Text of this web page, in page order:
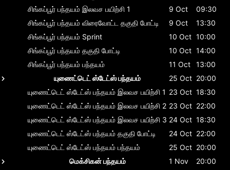
சிங்கப்பூர் பந்தயம் இலவச பயிற்சி 1 9 Oct
09:30
சிங்கப்பூர் பந்தயம் விரைவோட்ட தகுதி போட்டி 9 Oct
13:30
சிங்கப்பூர் பந்தயம் Sprint 10 Oct 10:00
சிங்கப்பூர் பந்தயம் தகுதி போட்டி 10 Oct 14:00
சிங்கப்பூர் பந்தயம் பந்தயம் 11 Oct
13:00
யுணைட்டெட் ஸ்டேட்ஸ் பந்தயம்
25 Oct 20:00
யுணைட்டெட் ஸ்டேட்ஸ் பந்தயம் இலவச பயிற்சி 1 23 Oct 18:30
யுணைட்டெட் ஸ்டேட்ஸ் பந்தயம் இலவச பயிற்சி 2 23 Oct 22:00
யுணைட்டெட் ஸ்டேட்ஸ் பந்தயம் இலவச பயிற்சி 3 24 Oct 18:30
யுணைட்டெட் ஸ்டேட்ஸ் பந்தயம் தகுதி போட்டி 24 Oct 22:00
யுணைட்டெட் ஸ்டேட்ஸ் பந்தயம் பந்தயம் 25 Oct 20:00
மெக்சிகன் பந்தயம்
1 Nov 20:00